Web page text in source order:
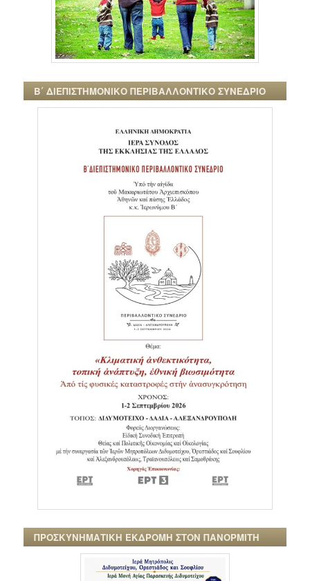
Β΄ ΔΙΕΠΙΣΤΗΜΟΝΙΚΟ ΠΕΡΙΒΑΛΛΟΝΤΙΚΟ ΣΥΝΕΔΡΙΟ
ΠΡΟΣΚΥΝΗΜΑΤΙΚΗ ΕΚΔΡΟΜΗ ΣΤΟΝ ΠΑΝΟΡΜΙΤΗ